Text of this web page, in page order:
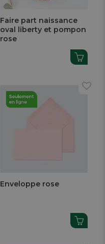
Faire part naissance
oval liberty et pompon
rose
Enveloppe rose